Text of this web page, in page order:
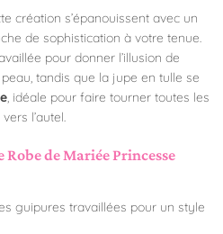
création s’épanouissent avec un
de sophistication à votre tenue.
pour donner l’illusion de
tandis que la jupe en tulle se
, idéale pour faire tourner toutes les
l’autel.
de Mariée Princesse
guipures travaillées pour un style